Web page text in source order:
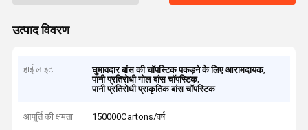
उत्पाद विवरण
हाई लाइट घुमावदार बांस की चॉपस्टिक पकड़ने के लिए आरामदायक,
पानी प्रतिरोधी गोल बांस चॉपस्टिक,
पानी प्रतिरोधी प्राकृतिक बांस चॉपस्टिक
आपूर्ति की क्षमता 150000Cartons/वर्ष